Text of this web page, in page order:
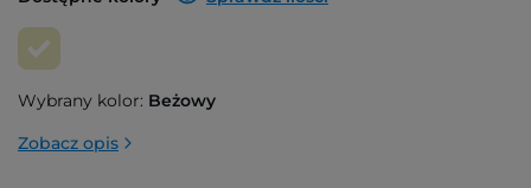
Wybrany kolor: Beżowy
Zobacz opis